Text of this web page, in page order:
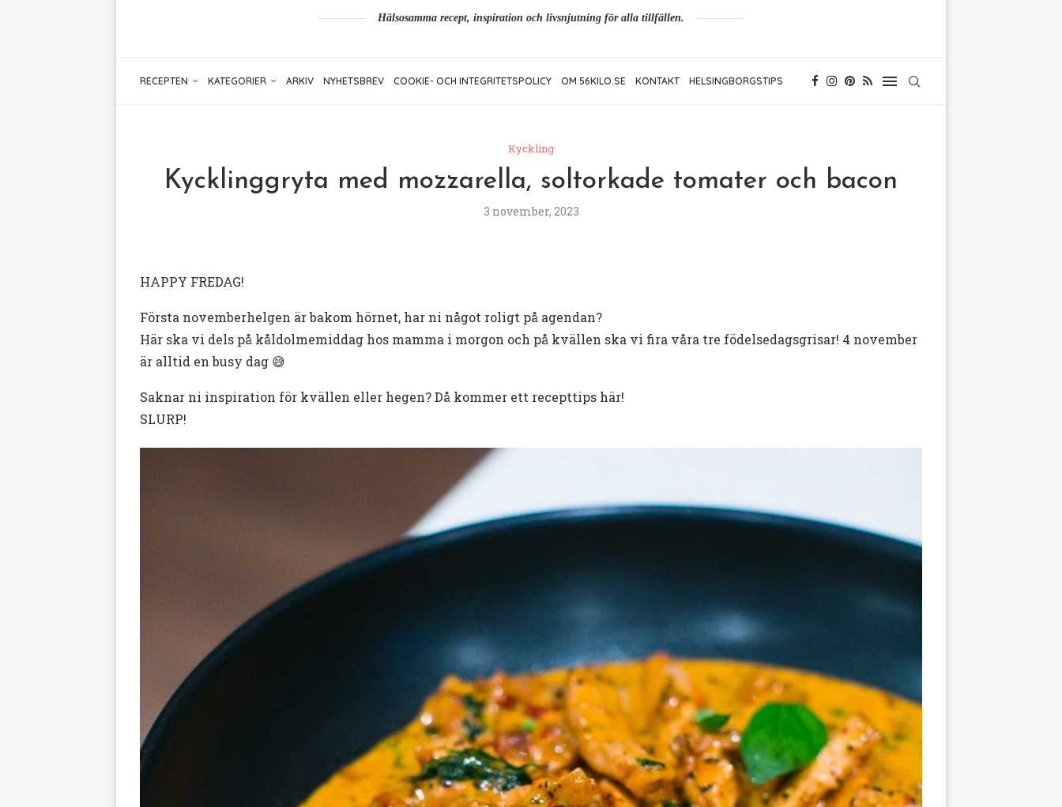
Hälsosamma recept, inspiration och livsnjutning för alla tillfällen.
RECEPTEN KATEGORIER ARKIV NYHETSBREV COOKIE- OCH INTEGRITETSPOLICY OM 56KILO.SE KONTAKT HELSINGBORGSTIPS
Kyckling
Kycklinggryta med mozzarella, soltorkade tomater och bacon
3 november, 2023
HAPPY FREDAG!
Första novemberhelgen är bakom hörnet, har ni något roligt på agendan?
Här ska vi dels på kåldolmemiddag hos mamma i morgon och på kvällen ska vi fira våra tre födelsedagsgrisar! 4 november
är alltid en busy dag 😅
Saknar ni inspiration för kvällen eller hegen? Då kommer ett recepttips här!
SLURP!